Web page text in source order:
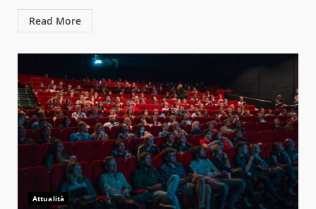
Read More
Attualità